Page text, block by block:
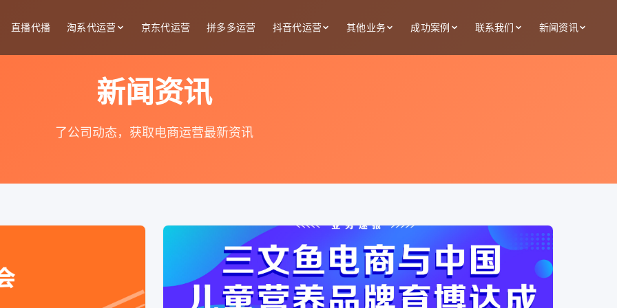
直播代播 淘系代运营 京东代运营 拼多多运营 抖音代运营 其他业务 成功案例 联系我们 新闻资讯
新闻资讯
了公司动态，获取电商运营最新资讯